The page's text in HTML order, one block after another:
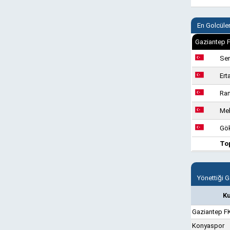
En Golcüler
Gaziantep
Yönettiği
Gaziantep
Konyaspor